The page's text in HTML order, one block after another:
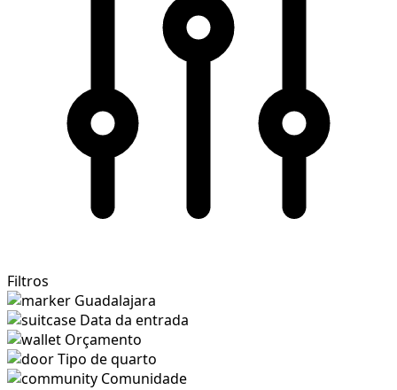
Filtros
Guadalajara
Data da entrada
Orçamento
Tipo de quarto
Comunidade